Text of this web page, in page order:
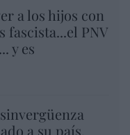
a los hijos con
fascista...el PNV
y es
a su país,